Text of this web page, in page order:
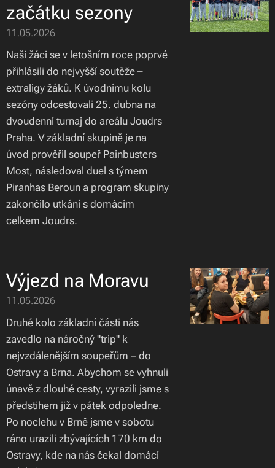
začátku sezony
11.05.2026
Naši žáci se v letošním roce poprvé
přihlásili do nejvyšší soutěže –
extraligy žáků. K úvodnímu kolu
sezóny odcestovali 25. dubna na
dvoudenní turnaj do areálu Joudrs
Praha. V základní skupině je na
úvod prověřil soupeř Painbusters
Most, následoval duel s týmem
Piranhas Beroun a program skupiny
zakončilo utkání s domácím
celkem Joudrs.
Výjezd na Moravu
11.05.2026
Druhé kolo základní části nás
zavedlo na náročný "trip" k
nejvzdálenějším soupeřům – do
Ostravy a Brna. Abychom se vyhnuli
únavě z dlouhé cesty, vyrazili jsme s
předstihem již v pátek odpoledne.
Po noclehu v Brně jsme v sobotu
ráno urazili zbývajících 170 km do
Ostravy, kde na nás čekal domácí